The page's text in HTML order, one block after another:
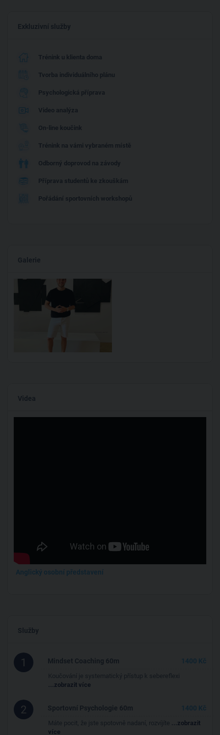
Exkluzivní služby
Trénink u klienta doma
Tvorba individuálního plánu
Psychologická příprava
Video analýza
On-line koučink
Trénink na vámi vybraném místě
Odborný doprovod na závody
Příprava studentů ke zkouškám
Pořádání sportovních workshopů
Galerie
Videa
Anglický osobní představení
Služby
1 Mindset Coaching 60m 1400 Kč
Koučování je systematický přístup k sebereflexi
...zobrazit více
2 Sportovní Psychologie 60m 1400 Kč
Máte pocit, že jste spotovně nadaní, rozvíjíte ...zobrazit
více